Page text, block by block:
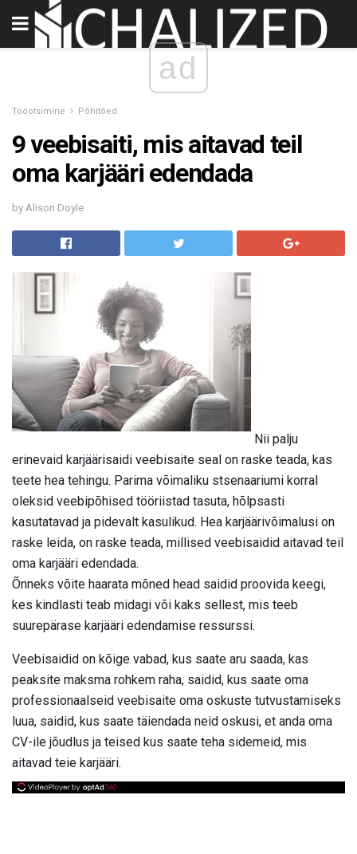
ad
Tööotsimine Põhitõed
9 veebisaiti, mis aitavad teil
oma karjääri edendada
by Alison Doyle
Nii palju
erinevaid karjäärisaidi veebisaite seal on raske teada, kas
teete hea tehingu. Parima võimaliku stsenaariumi korral
oleksid veebipõhised tööriistad tasuta, hõlpsasti
kasutatavad ja pidevalt kasulikud. Hea karjäärivõimalusi on
raske leida, on raske teada, millised veebisaidid aitavad teil
oma karjääri edendada.
Õnneks võite haarata mõned head saidid proovida keegi,
kes kindlasti teab midagi või kaks sellest, mis teeb
suurepärase karjääri edendamise ressurssi.
Veebisaidid on kõige vabad, kus saate aru saada, kas
peaksite maksma rohkem raha, saidid, kus saate oma
professionaalseid veebisaite oma oskuste tutvustamiseks
luua, saidid, kus saate täiendada neid oskusi, et anda oma
CV-ile jõudlus ja teised kus saate teha sidemeid, mis
aitavad teie karjääri.